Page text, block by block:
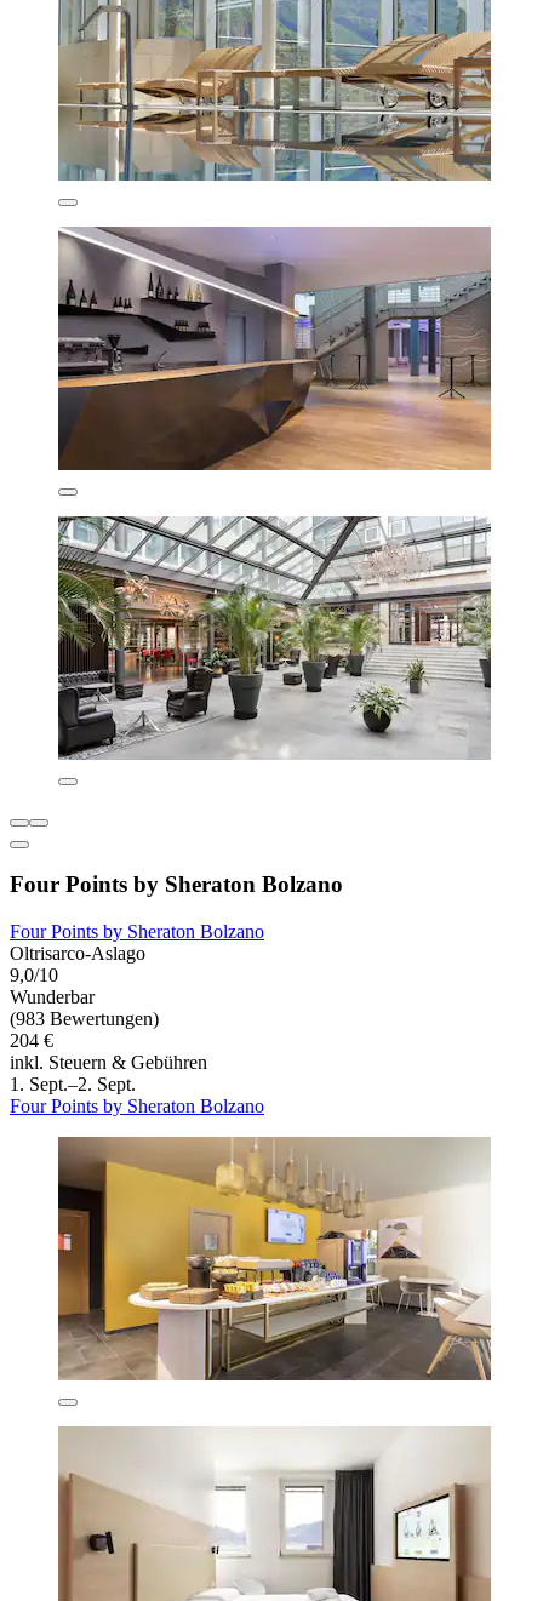
Four Points by Sheraton Bolzano
Four Points by Sheraton Bolzano
Oltrisarco-Aslago
9,0/10
Wunderbar
(983 Bewertungen)
204 €
inkl. Steuern & Gebühren
1. Sept.–2. Sept.
Four Points by Sheraton Bolzano